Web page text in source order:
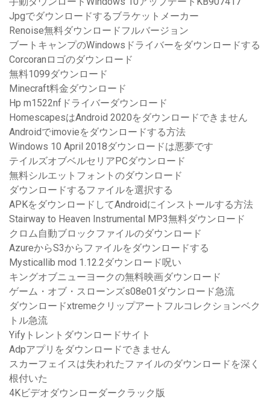
Jpgでダウンロードするブラケットメーカー
Renoise無料ダウンロードフルバージョン
ブートキャンプのWindowsドライバーをダウンロードする
Corcoranロゴのダウンロード
無料1099ダウンロード
Minecraft料金ダウンロード
Hp m1522nfドライバーダウンロード
HomescapesはAndroid 2020をダウンロードできません
Androidでimovieをダウンロードする方法
Windows 10 April 2018ダウンロードは悪夢です
テイルズオブベルセリアPCダウンロード
無料シルエットフォントのダウンロード
ダウンロードするファイルを選択する
APKをダウンロードしてAndroidにインストールする方法
Stairway to Heaven Instrumental MP3無料ダウンロード
クロム自動ブロックファイルのダウンロード
AzureからS3からファイルをダウンロードする
Mysticallib mod 1.12.2ダウンロード呪い
キングオブニューヨークの無料映画ダウンロード
ゲーム・オブ・スローンズs08e01ダウンロード急流
ダウンロードxtremeクリップアートフルコレクションベク
トル急流
Yifyトレントダウンロードサイト
Adpアプリをダウンロードできません
スカーフェイスは失われたファイルのダウンロードを深く
根付いた
4Kビデオダウンローダークラック版